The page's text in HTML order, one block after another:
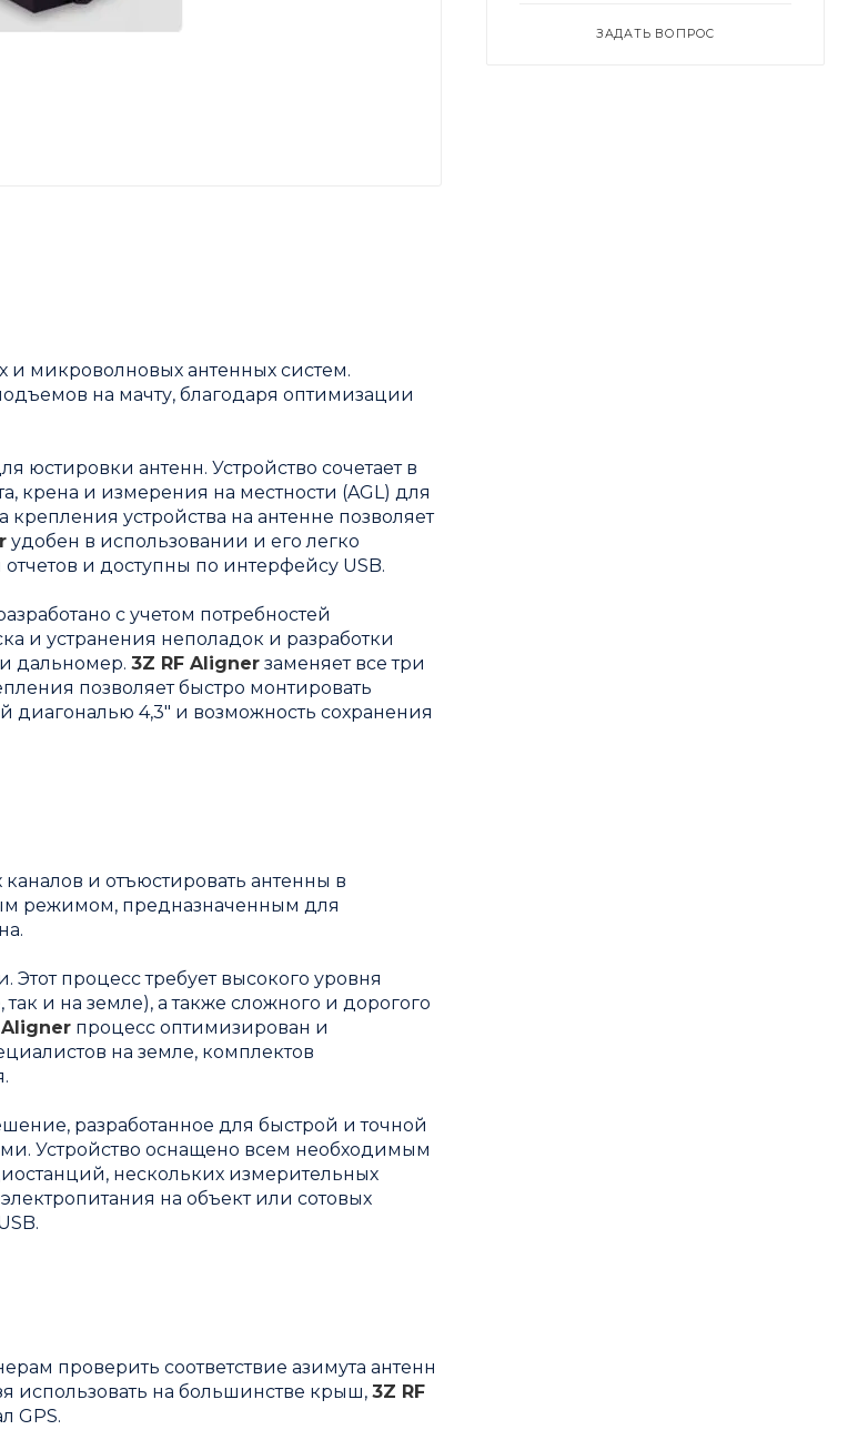
микроволновых антенных систем.
на мачту, благодаря оптимизации
юстировки антенн. Устройство сочетает в
крена и измерения на местности (AGL) для
устройства на антенне позволяет
удобен в использовании и его легко
и доступны по интерфейсу USB.
с учетом потребностей
и устранения неполадок и разработки
дальномер. 3Z RF Aligner заменяет все три
позволяет быстро монтировать
диагональю 4,3" и возможность сохранения
и отъюстировать антенны в
режимом, предназначенным для
процесс требует высокого уровня
и на земле), а также сложного и дорогого
Aligner процесс оптимизирован и
на земле, комплектов
разработанное для быстрой и точной
Устройство оснащено всем необходимым
нескольких измерительных
на объект или сотовых
проверить соответствие азимута антенн
использовать на большинстве крыш, 3Z RF
GPS.
ЗАДАТЬ ВОПРОС